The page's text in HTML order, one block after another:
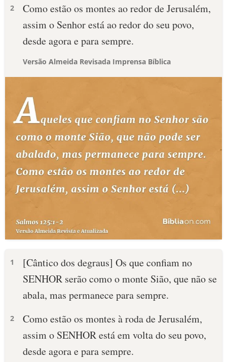
2
Como estão os montes ao redor de Jerusalém,
assim o Senhor está ao redor do seu povo,
desde agora e para sempre.
Versão Almeida Revisada Imprensa Bíblica
1
[Cântico dos degraus] Os que confiam no
SENHOR serão como o monte Sião, que não se
abala, mas permanece para sempre.
2
Como estão os montes à roda de Jerusalém,
assim o SENHOR está em volta do seu povo,
desde agora e para sempre.